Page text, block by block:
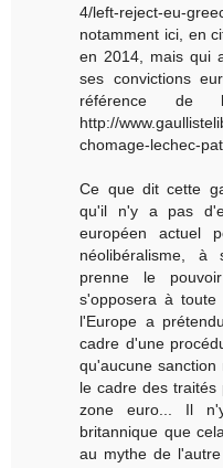
4/left-reject-eu-
notamment ici, en
en 2014, mais qui
ses convictions
référence
http://
chomage-lechec-
Ce que dit cette
qu'il n'y a pas
européen actuel
néolibéralisme,
prenne le
s'opposera à
l'Europe a
cadre d'une
qu'aucune
le cadre des
zone euro... Il
britannique que
au mythe de